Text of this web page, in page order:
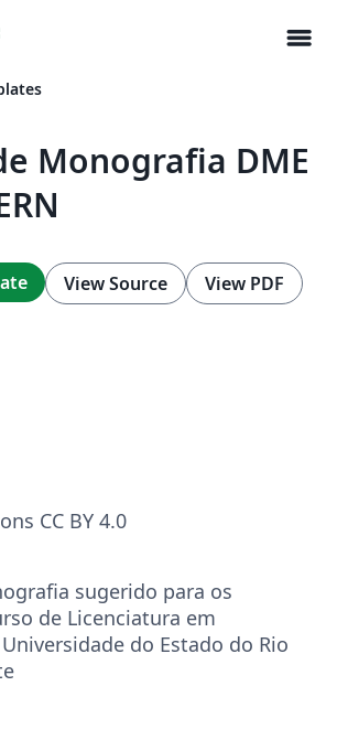
menu
Monografia DME
View Source View PDF
CC BY 4.0
sugerido para os
de Licenciatura em
do Estado do Rio